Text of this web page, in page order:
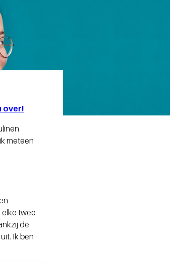
over!
meteen
twee
de
Ik ben